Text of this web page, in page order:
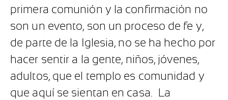
primera comunión y la confirmación no
son un evento, son un proceso de fe y,
de parte de la Iglesia, no se ha hecho por
hacer sentir a la gente, niños, jóvenes,
adultos, que el templo es comunidad y
que aquí se sientan en casa. La